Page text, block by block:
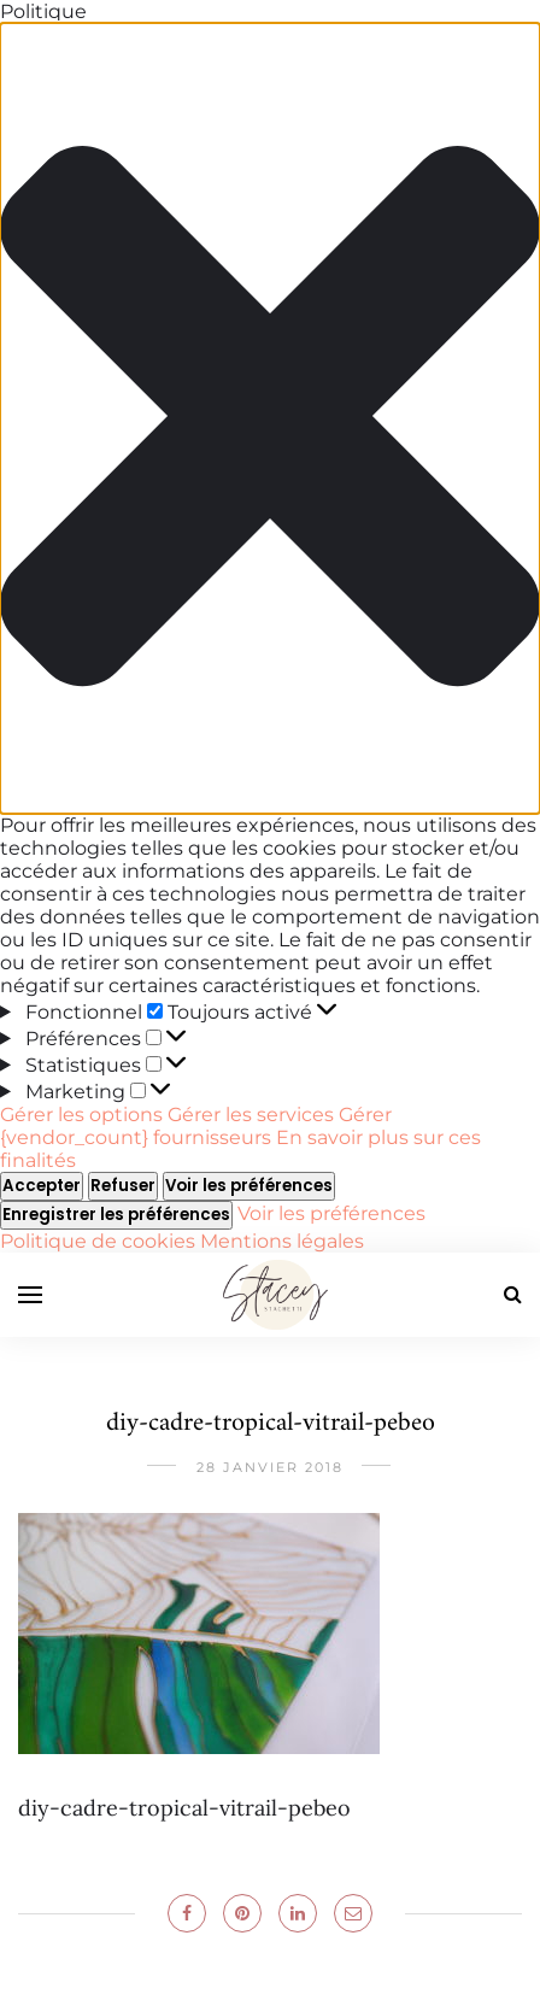
Politique
Pour offrir les meilleures expériences, nous utilisons des
technologies telles que les cookies pour stocker et/ou
accéder aux informations des appareils. Le fait de
consentir à ces technologies nous permettra de traiter
des données telles que le comportement de navigation
ou les ID uniques sur ce site. Le fait de ne pas consentir
ou de retirer son consentement peut avoir un effet
négatif sur certaines caractéristiques et fonctions.
Fonctionnel
Fonctionnel
Toujours activé
Préférences
Préférences
Statistiques
Statistiques
Marketing
Marketing
Gérer les options Gérer les services Gérer
{vendor_count} fournisseurs En savoir plus sur ces
finalités
Accepter Refuser Voir les préférences
Enregistrer les préférences Voir les préférences
Politique de cookies Mentions légales
diy-cadre-tropical-vitrail-pebeo
28 JANVIER 2018
diy-cadre-tropical-vitrail-pebeo